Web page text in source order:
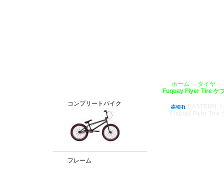
コンプリートバイク
フレーム
ホーム タイヤ
Fuquay Flyer Tire ケ